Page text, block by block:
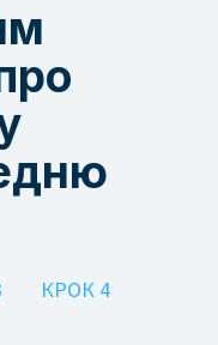
КРОК 4